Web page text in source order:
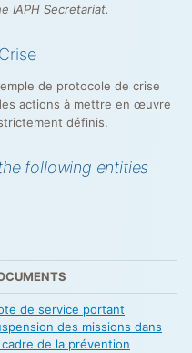
IAPH Secretariat.
de protocole de crise
actions à mettre en œuvre
définis.
following entities
de service portant
des missions dans
cadre de la prévention